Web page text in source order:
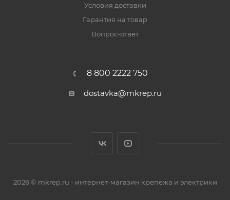
Условия доставки
Гарантия на товар
Вопрос-ответ
8 800 2222 750
dostavka@mkrep.ru
2026 © mkrep.ru - интернет-магазин крепежа и электрики